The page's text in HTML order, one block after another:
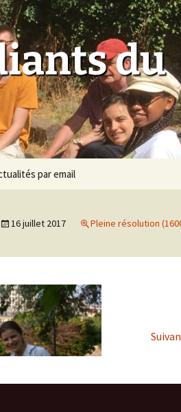
du
par email
16 juillet 2017 Pleine résolution